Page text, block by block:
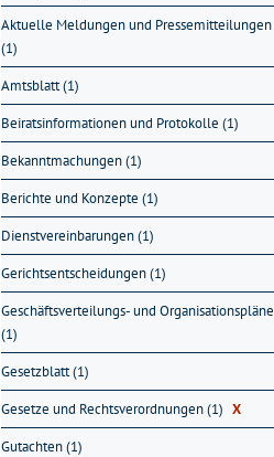
Aktuelle Meldungen und Pressemitteilungen
(1)
Amtsblatt (1)
Beiratsinformationen und Protokolle (1)
Bekanntmachungen (1)
Berichte und Konzepte (1)
Dienstvereinbarungen (1)
Gerichtsentscheidungen (1)
Geschäftsverteilungs- und Organisationspläne
(1)
Gesetzblatt (1)
Gesetze und Rechtsverordnungen (1) X
Gutachten (1)